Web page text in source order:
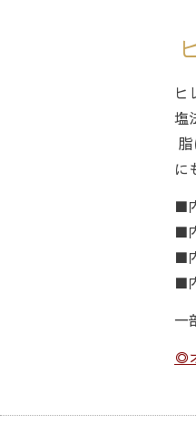
ヒ
塩
に
■
■
■
■
一
◎